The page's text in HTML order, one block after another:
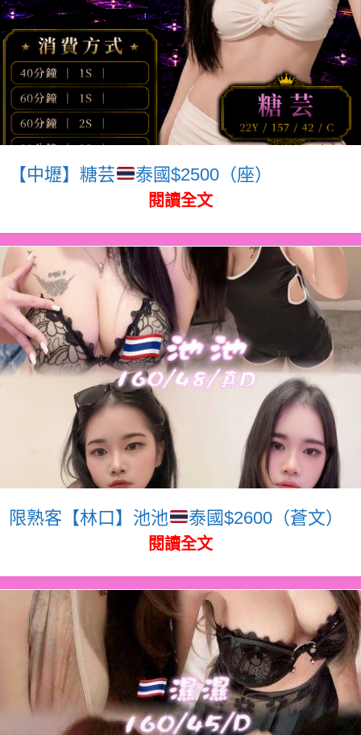
【中壢】糖芸 泰國$2500（座）
閱讀全文
限熟客【林口】池池 泰國$2600（蒼文）
閱讀全文